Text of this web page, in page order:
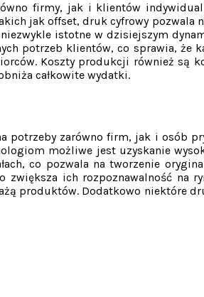
firmy, jak i klientów
jak offset, druk cyfrowy pozwala
istotne w dzisiejszym
potrzeb klientów, co sprawia, że
Koszty produkcji również są
całkowite wydatki.
zarówno firm, jak i osób
możliwe jest uzyskanie
co pozwala na tworzenie
ich rozpoznawalność na
produktów. Dodatkowo niektóre